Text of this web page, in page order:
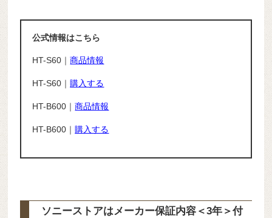
公式情報はこちら
HT-S60｜商品情報
HT-S60｜購入する
HT-B600｜商品情報
HT-B600｜ 購入する
ソニーストアはメーカー保証内容 ＜3年＞付